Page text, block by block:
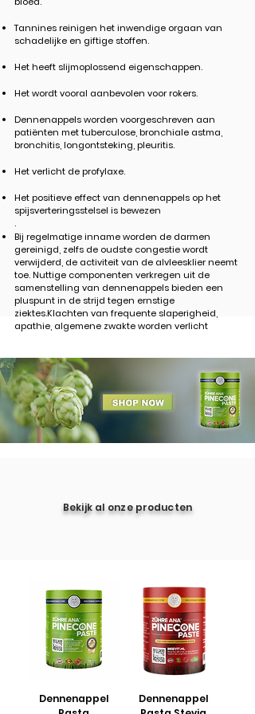
Tannines reinigen het inwendige orgaan van
schadelijke en giftige stoffen.
Het heeft slijmoplossend eigenschappen.
Het wordt vooral aanbevolen voor rokers.
Dennenappels worden voorgeschreven aan
patiënten met tuberculose, bronchiale astma,
bronchitis, longontsteking, pleuritis.
Het verlicht de profylaxe.
Het positieve effect van dennenappels op het
spijsverteringsstelsel is bewezen
.
Bij regelmatige inname worden de darmen
gereinigd, zelfs de oudste congestie wordt
verwijderd, de activiteit van de alvleesklier neemt
toe. Nuttige componenten verkregen uit de
samenstelling van dennenappels bieden een
pluspunt in de strijd tegen ernstige
ziektes.Klachten van frequente slaperigheid,
apathie, algemene zwakte worden verlicht
Bekijk al onze producten
Dennenappel
Dennenappel